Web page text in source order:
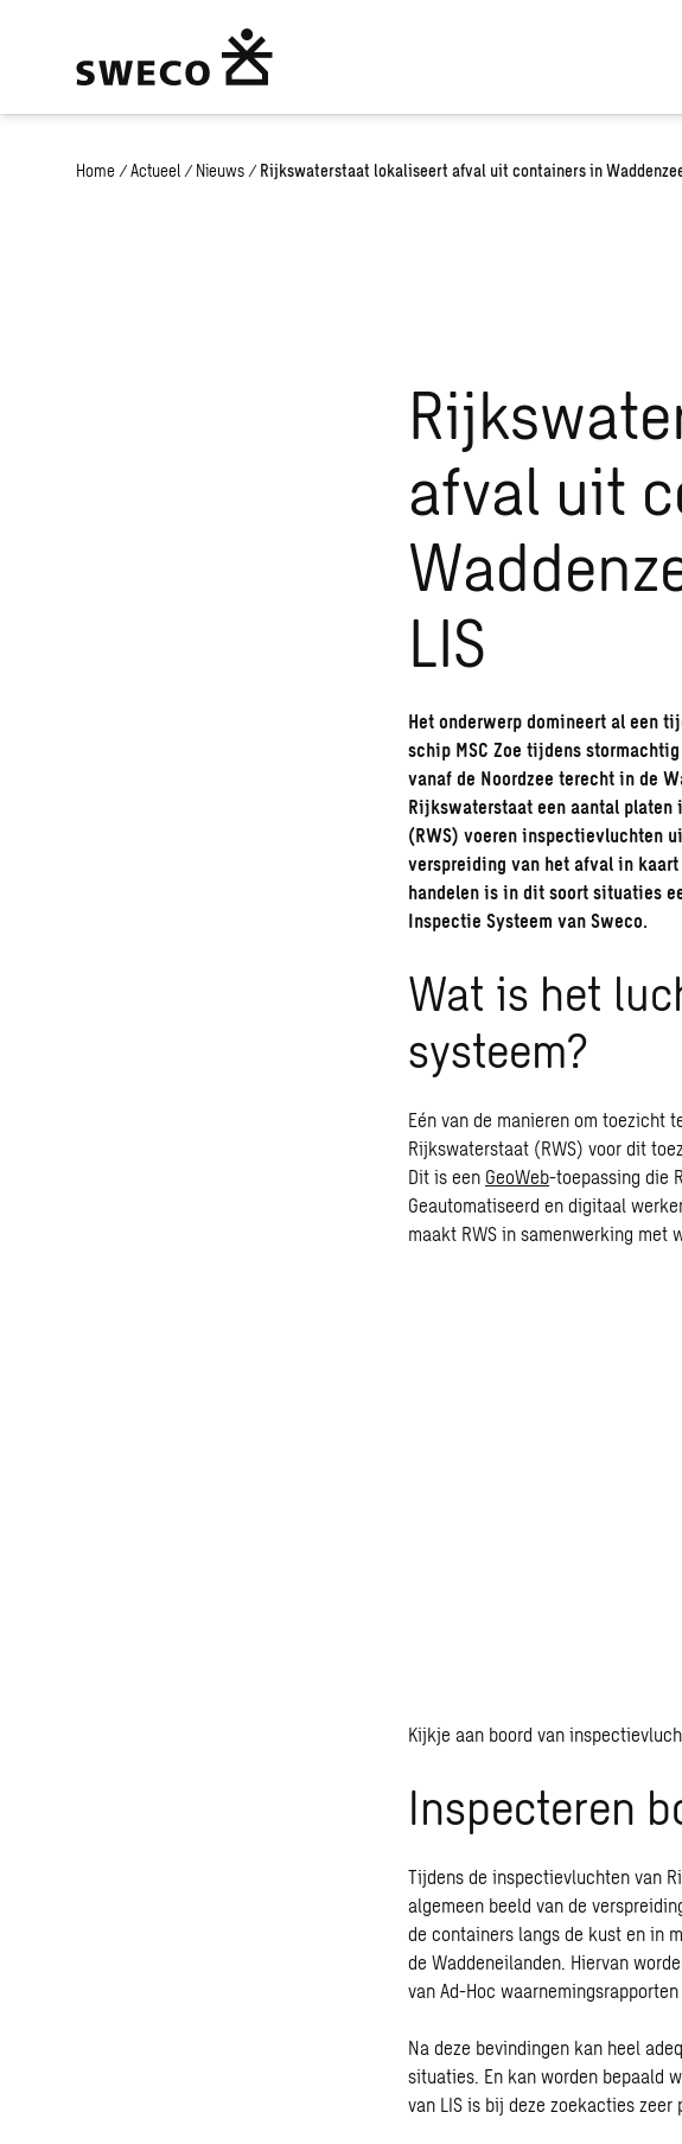
Home / Actueel / Nieuws / Rijkswaterstaat lokaliseert afval uit containers in
afval uit
LIS
Het onderwerp domineert al een
schip MSC Zoe tijdens
vanaf de Noordzee terecht in de
Rijkswaterstaat een aantal platen
(RWS) voeren inspectievluchten
verspreiding van het afval in
handelen is in dit soort situaties
Inspectie Systeem van Sweco.
Wat is het
systeem?
Eén van de manieren om toezicht
Rijkswaterstaat (RWS) voor dit
Dit is een GeoWeb-toepassing die
Geautomatiseerd en digitaal
maakt RWS in samenwerking
Kijkje aan boord van
Inspecteren
Tijdens de inspectievluchten van
algemeen beeld van de
de containers langs de kust en in
de Waddeneilanden. Hiervan
van Ad-Hoc
Na deze bevindingen kan heel
situaties. En kan worden bepaald
van LIS is bij deze zoekacties zeer